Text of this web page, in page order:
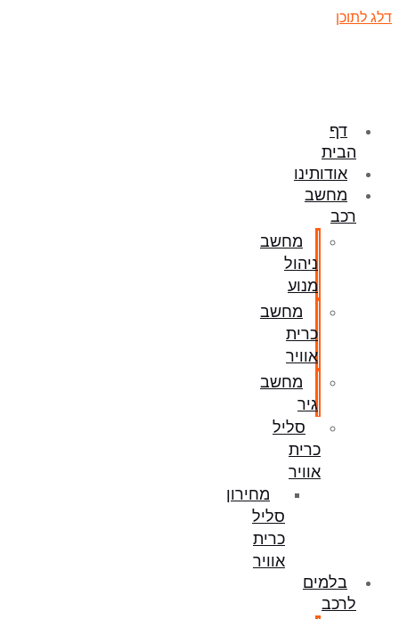
דלג לתוכן
דף
הבית
אודותינו
מחשב
רכב
מחשב
ניהול
מנוע
מחשב
כרית
אוויר
מחשב
גיר
סליל
כרית
אוויר
מחירון
סליל
כרית
אוויר
בלמים
לרכב